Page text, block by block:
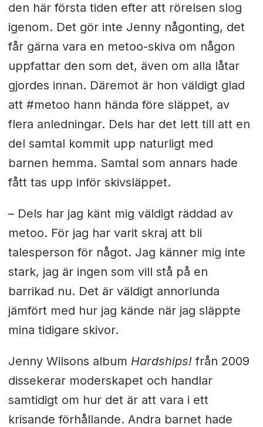
den här första tiden efter att rörelsen slog
igenom. Det gör inte Jenny någonting, det
får gärna vara en metoo-skiva om någon
uppfattar den som det, även om alla låtar
gjordes innan. Däremot är hon väldigt glad
att #metoo hann hända före släppet, av
flera anledningar. Dels har det lett till att en
del samtal kommit upp naturligt med
barnen hemma. Samtal som annars hade
fått tas upp inför skivsläppet.
– Dels har jag känt mig väldigt räddad av
metoo. För jag har varit skraj att bli
talesperson för något. Jag känner mig inte
stark, jag är ingen som vill stå på en
barrikad nu. Det är väldigt annorlunda
jämfört med hur jag kände när jag släppte
mina tidigare skivor.
Jenny Wilsons album Hardships!från 2009
dissekerar moderskapet och handlar
samtidigt om hur det är att vara i ett
krisande förhållande. Andra barnet hade